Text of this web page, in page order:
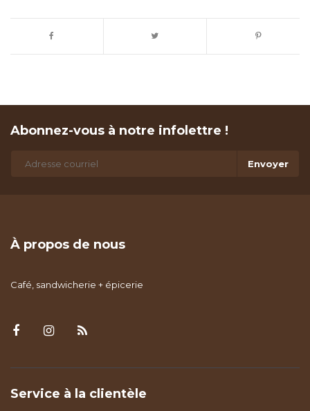
Abonnez-vous à notre infolettre !
Envoyer
À propos de nous
Café, sandwicherie + épicerie
Service à la clientèle